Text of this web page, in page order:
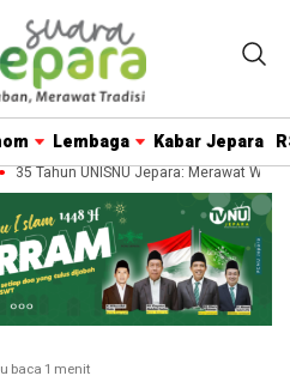
Lembaga Kabar Jepara
Tahun UNISNU Jepara: Merawat
baca 1 menit